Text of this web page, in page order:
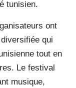
tunisien.
ont
qui
tout en
Le festival
musique,